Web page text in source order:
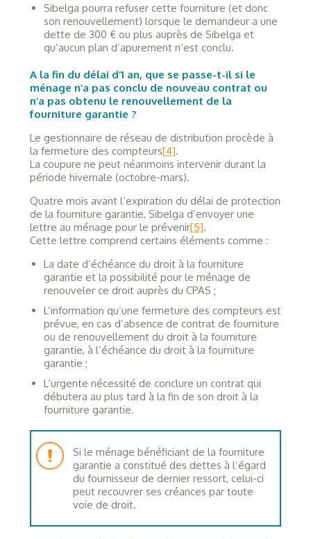
Sibelga pourra refuser cette fourniture (et donc
son renouvellement) lorsque le demandeur a une
dette de 300 € ou plus auprès de Sibelga et
qu’aucun plan d’apurement n’est conclu.
A la fin du délai d’1 an, que se passe-t-il si le
ménage n’a pas conclu de nouveau contrat ou
n’a pas obtenu le renouvellement de la
fourniture garantie ?
Le gestionnaire de réseau de distribution procède à
la fermeture des compteurs[4].
La coupure ne peut néanmoins intervenir durant la
période hivernale (octobre-mars).
Quatre mois avant l’expiration du délai de protection
de la fourniture garantie, Sibelga d’envoyer une
lettre au ménage pour le prévenir[5].
Cette lettre comprend certains éléments comme :
La date d’échéance du droit à la fourniture
garantie et la possibilité pour le ménage de
renouveler ce droit auprès du CPAS ;
L’information qu’une fermeture des compteurs est
prévue, en cas d’absence de contrat de fourniture
ou de renouvellement du droit à la fourniture
garantie, à l’échéance du droit à la fourniture
garantie ;
L’urgente nécessité de conclure un contrat qui
débutera au plus tard à la fin de son droit à la
fourniture garantie.
Si le ménage bénéficiant de la fourniture
garantie a constitué des dettes à l’égard
du fournisseur de dernier ressort, celui-ci
peut recouvrer ses créances par toute
voie de droit.